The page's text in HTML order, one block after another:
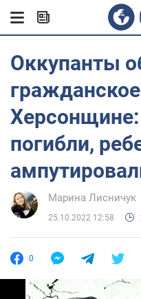
Оккупанты
погибли,
Марина Лисничук
25.10.2022 12:58
0